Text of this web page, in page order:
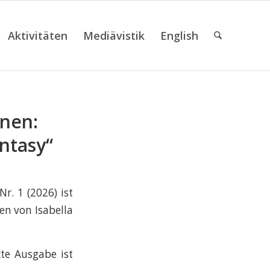
Aktivitäten Mediävistik English
1 (2026) ist
von Isabella
Ausgabe ist